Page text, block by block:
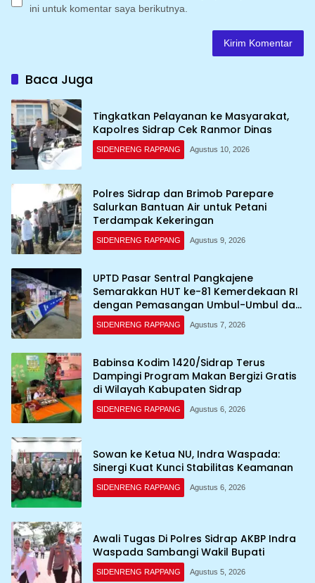
ini untuk komentar saya berikutnya.
Baca Juga
Tingkatkan Pelayanan ke Masyarakat,
Kapolres Sidrap Cek Ranmor Dinas
SIDENRENG RAPPANG Agustus 10, 2026
Polres Sidrap dan Brimob Parepare
Salurkan Bantuan Air untuk Petani
Terdampak Kekeringan
SIDENRENG RAPPANG Agustus 9, 2026
UPTD Pasar Sentral Pangkajene
Semarakkan HUT ke-81 Kemerdekaan RI
dengan Pemasangan Umbul-Umbul dan
Dekorasi Merah Putih
SIDENRENG RAPPANG Agustus 7, 2026
Babinsa Kodim 1420/Sidrap Terus
Dampingi Program Makan Bergizi Gratis
di Wilayah Kabupaten Sidrap
SIDENRENG RAPPANG Agustus 6, 2026
Sowan ke Ketua NU, Indra Waspada:
Sinergi Kuat Kunci Stabilitas Keamanan
SIDENRENG RAPPANG Agustus 6, 2026
Awali Tugas Di Polres Sidrap AKBP Indra
Waspada Sambangi Wakil Bupati
SIDENRENG RAPPANG Agustus 5, 2026